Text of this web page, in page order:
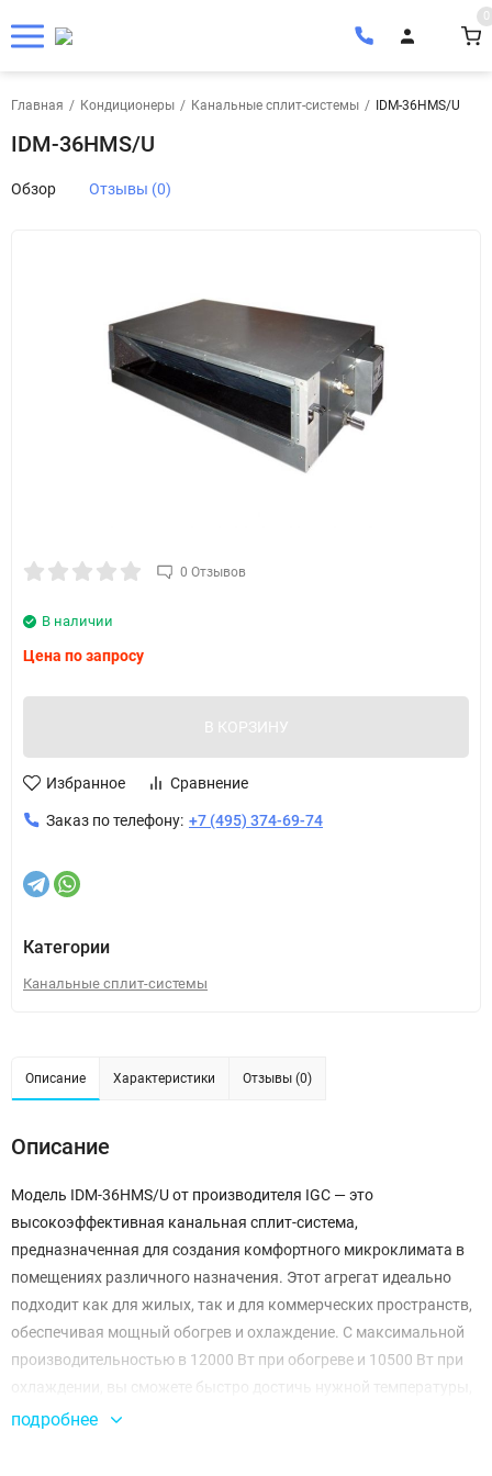
0
Главная / Кондиционеры / Канальные сплит-системы / IDM-36HMS/U
IDM-36HMS/U
Обзор Отзывы (0)
0 Отзывов
В наличии
Цена по запросу
В КОРЗИНУ
Избранное Сравнение
Заказ по телефону: +7 (495) 374-69-74
Категории
Канальные сплит-системы
Описание Характеристики Отзывы (0)
Описание
Модель IDM-36HMS/U от производителя IGC — это
высокоэффективная канальная сплит-система,
предназначенная для создания комфортного микроклимата в
помещениях различного назначения. Этот агрегат идеально
подходит как для жилых, так и для коммерческих пространств,
обеспечивая мощный обогрев и охлаждение. С максимальной
производительностью в 12000 Вт при обогреве и 10500 Вт при
охлаждении, вы сможете быстро достичь нужной температуры,
независимо от внешних климатических условий.
подробнее